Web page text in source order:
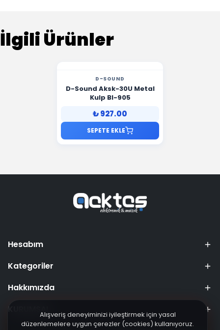
Alışveriş deneyiminizi iyileştirmek için yasal
düzenlemelere uygun çerezler (cookies) kullanıyoruz.
İlgili Ürünler
D-SOUND
D-Sound Aksk-30U Metal
Kulp Bl-905
₺ 927.00
SEPETE EKLE
Hesabım
Kategoriler
Hakkımızda
KURUMSAL